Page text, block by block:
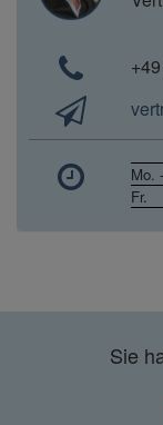
Mo.
Fr.
Sie